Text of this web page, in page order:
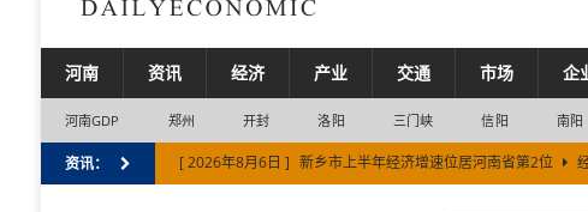
河南 资讯 经济 产业 交通 市场 企
河南GDP 郑州 开封 洛阳 三门峡 信阳 南阳
资讯： [ 2026年8月6日 ] 新乡市上半年经济增速位居河南省第2位